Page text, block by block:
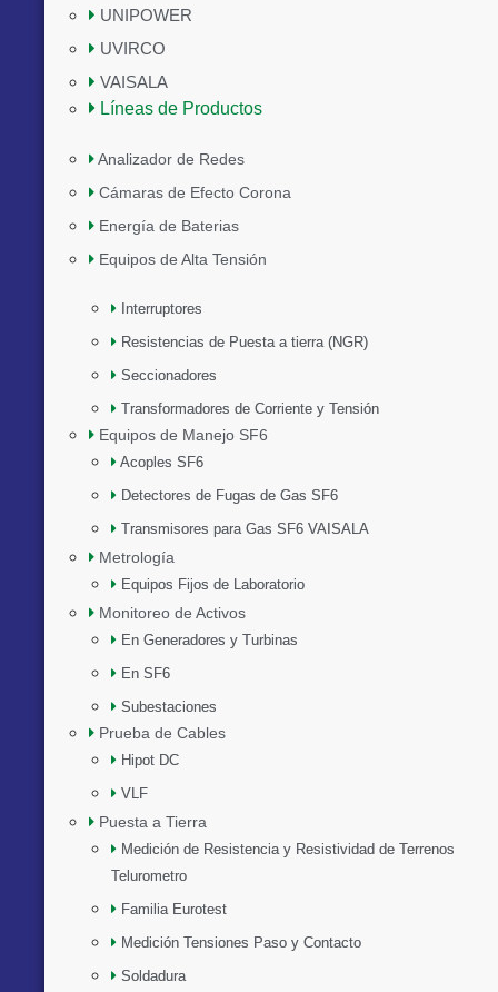
UNIPOWER
UVIRCO
VAISALA
Líneas de Productos
Analizador de Redes
Cámaras de Efecto Corona
Energía de Baterias
Equipos de Alta Tensión
Interruptores
Resistencias de Puesta a tierra (NGR)
Seccionadores
Transformadores de Corriente y Tensión
Equipos de Manejo SF6
Acoples SF6
Detectores de Fugas de Gas SF6
Transmisores para Gas SF6 VAISALA
Metrología
Equipos Fijos de Laboratorio
Monitoreo de Activos
En Generadores y Turbinas
En SF6
Subestaciones
Prueba de Cables
Hipot DC
VLF
Puesta a Tierra
Medición de Resistencia y Resistividad de Terrenos
Telurometro
Familia Eurotest
Medición Tensiones Paso y Contacto
Soldadura